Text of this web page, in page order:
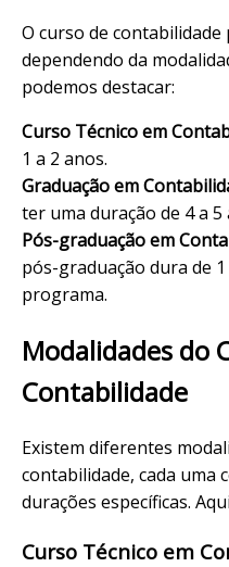
O curso de
dependendo da
podemos destacar:
Curso Técnico em
1 a 2 anos.
Graduação em
ter uma duração de 4 a 5
Pós-graduação em
pós-graduação dura de
programa.
Modalidades do
Contabilidade
Existem diferentes
contabilidade, cada uma
durações específicas.
Curso Técnico em